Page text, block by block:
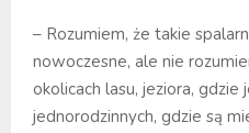
– Rozumiem, że takie
nowoczesne, ale nie
okolicach lasu, jeziora,
jednorodzinnych, gdzie są